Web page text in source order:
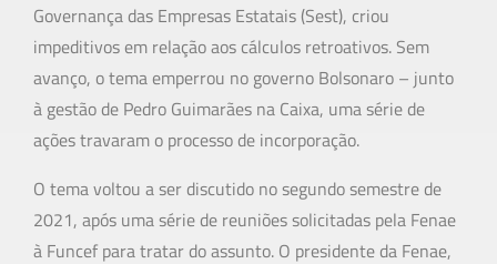
Governança das Empresas Estatais (Sest), criou
impeditivos em relação aos cálculos retroativos. Sem
avanço, o tema emperrou no governo Bolsonaro – junto
à gestão de Pedro Guimarães na Caixa, uma série de
ações travaram o processo de incorporação.
O tema voltou a ser discutido no segundo semestre de
2021, após uma série de reuniões solicitadas pela Fenae
à Funcef para tratar do assunto. O presidente da Fenae,